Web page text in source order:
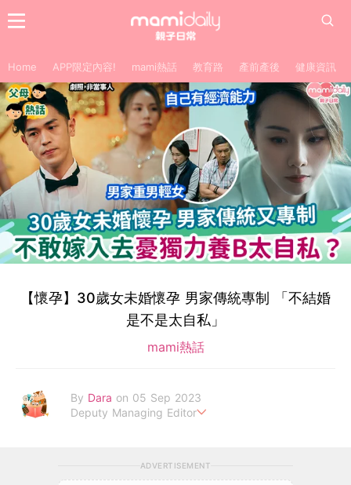
Home APP限定內容! mami熱話 教育路 產前產後 健康資訊
【懷孕】30歲女未婚懷孕 男家傳統專制 「不結婚
是不是太自私」
mami熱話
By Dara on 05 Sep 2023
Deputy Managing Editor
ADVERTISEMENT